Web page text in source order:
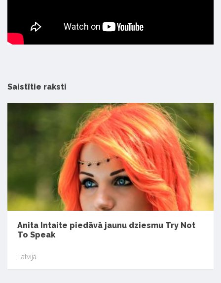
Saistītie raksti
Anita Intaite piedāvā jaunu dziesmu Try Not
To Speak
Latvijā